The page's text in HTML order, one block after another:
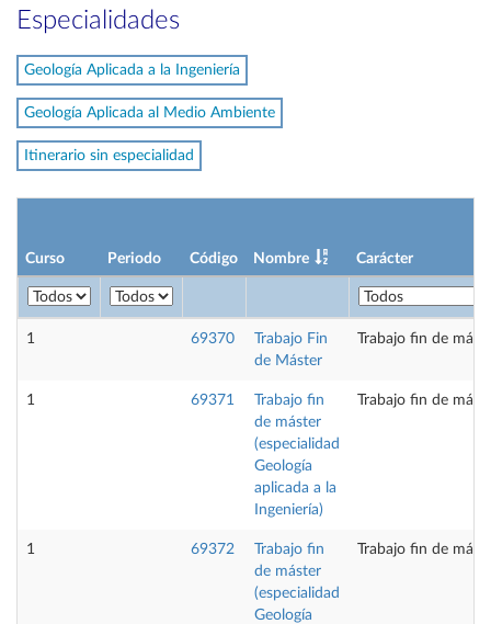
Especialidades
Geología Aplicada a la Ingeniería
Geología Aplicada al Medio Ambiente
Itinerario sin especialidad
Curso Periodo Código Nombre Carácter
1 69370
Trabajo Fin
de Máster
Trabajo fin de
1 69371
Trabajo fin
de máster
(especialidad
Geología
aplicada a la
Ingeniería)
Trabajo fin de
1 69372
Trabajo fin
de máster
(especialidad
Geología
Trabajo fin de